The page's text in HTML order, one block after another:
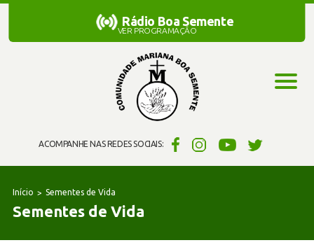
ACOMPANHE NAS REDES SOCIAIS:
Rádio Boa Semente
Rádio Boa Semente
VER PROGRAMAÇÃO
Início Sementes de Vida
Sementes de Vida